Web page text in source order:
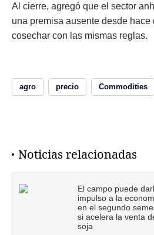
Al cierre, agregó que el sector
una premisa ausente desde hace
cosechar con las mismas reglas.
agro precio Commodities
Noticias relacionadas
El campo puede
impulso a la
en el segundo
si acelera la venta
soja